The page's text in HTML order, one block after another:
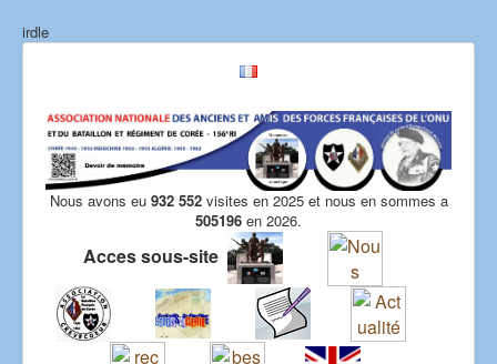
irdle
Nous avons eu 932 552visites en 2025 et nous en sommes a
505196 en 2026.
Acces sous-site